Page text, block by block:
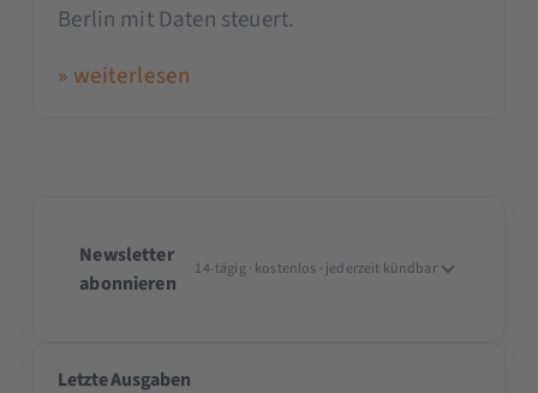
Berlin mit Daten steuert.
» weiterlesen
Newsletter
abonnieren
14-tägig · kostenlos · jederzeit kündbar
Letzte Ausgaben